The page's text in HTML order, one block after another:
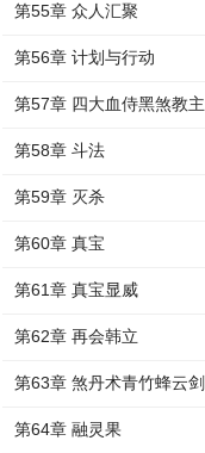
第55章 众人汇聚
第56章 计划与行动
第57章 四大血侍黑煞教主
第58章 斗法
第59章 灭杀
第60章 真宝
第61章 真宝显威
第62章 再会韩立
第63章 煞丹术青竹蜂云剑
第64章 融灵果